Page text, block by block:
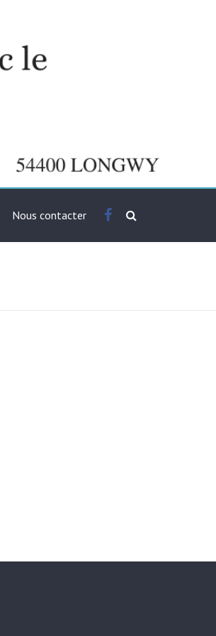
Nous contacter